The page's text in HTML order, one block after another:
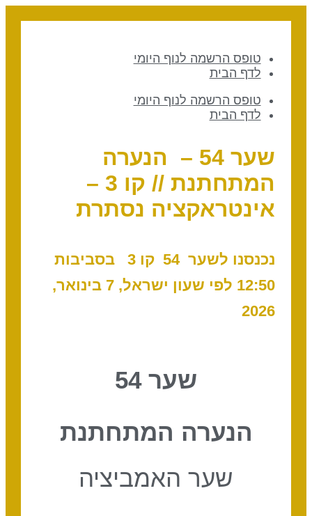
טופס הרשמה לנוף היומי
לדף הבית
טופס הרשמה לנוף היומי
לדף הבית
שער 54 – הנערה
המתחתנת // קו 3 –
אינטראקציה נסתרת
נכנסנו לשער 54 קו 3 בסביבות
12:50 לפי שעון ישראל, 7 בינואר,
2026
שער 54
הנערה המתחתנת
שער האמביציה